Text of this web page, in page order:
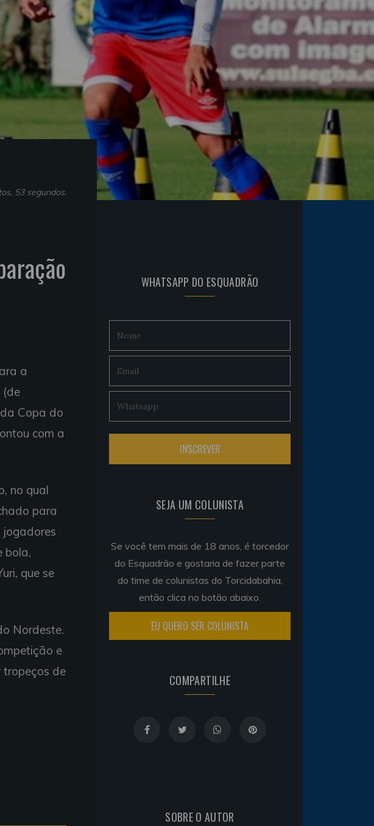
53 segundos.
a
Copa do
com a
no qual
para
jogadores
bola,
que se
Nordeste.
e
tropeços de
WHATSAPP DO ESQUADRÃO
SEJA UM COLUNISTA
Se você tem mais de 18 anos, é torcedor
do Esquadrão e gostaria de fazer parte
do time de colunistas do Torcidabahia,
então clica no botão abaixo.
EU QUERO SER COLUNISTA
COMPARTILHE
SOBRE O AUTOR